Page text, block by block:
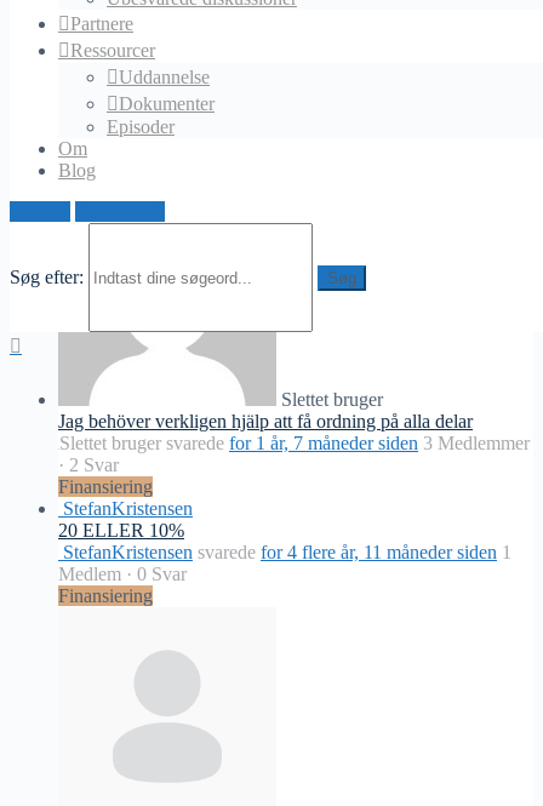
Partnere
Ressourcer
Uddannelse
Dokumenter
Episoder
Om
Blog
Søg efter:
Din mest uventede sejr: tilfældighed eller strategi?
Alexxx7svarede
Svar
Finansiering
Slettet bruger
Jag behöver verkligen hjälp att få ordning på alla delar
Slettet bruger svarede for 1 år, 7 måneder siden 3 Medlemmer
· 2 Svar
Finansiering
StefanKristensen
20 ELLER 10%
StefanKristensen svarede for 4 flere år, 11 måneder siden 1
Medlem · 0 Svar
Finansiering